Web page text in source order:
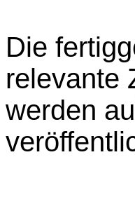
Die
relevante
werden